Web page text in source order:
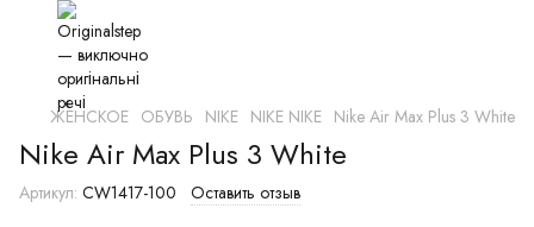
ЖЕНСКОЕ ОБУВЬ NIKE NIKE NIKE Nike Air Max Plus 3 White
Nike Air Max Plus 3 White
Артикул: CW1417-100 Оставить отзыв